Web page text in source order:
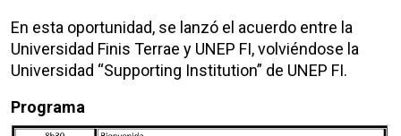
En esta oportunidad, se lanzó el acuerdo entre la
Universidad Finis Terrae y UNEP FI, volviéndose la
Universidad “Supporting Institution” de UNEP FI.
Programa